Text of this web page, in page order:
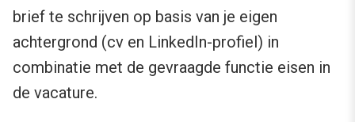
brief te schrijven op basis van je eigen
achtergrond (cv en LinkedIn-profiel) in
combinatie met de gevraagde functie eisen in
de vacature.